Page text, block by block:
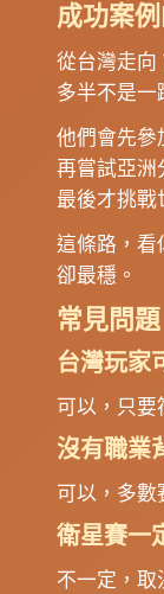
成功案
從台灣走向
多半不是一
他們會先參
再嘗試亞洲
最後才挑戰
這條路，看
卻最穩。
常見問題
台灣玩家
可以，只要
沒有職業
可以，多數
衛星賽一
不一定，取